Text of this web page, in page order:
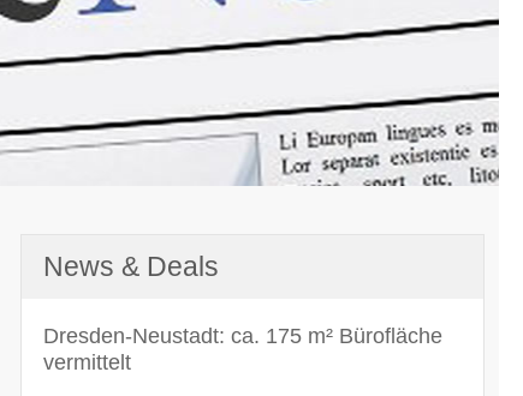
News & Deals
Dresden-Neustadt: ca. 175 m² Bürofläche
vermittelt